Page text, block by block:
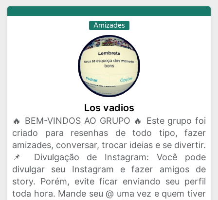
Amizades
Los vadios
🔥 BEM-VINDOS AO GRUPO 🔥 Este grupo foi
criado para resenhas de todo tipo, fazer
amizades, conversar, trocar ideias e se divertir.
📌 Divulgação de Instagram: Você pode
divulgar seu Instagram e fazer amigos de
story. Porém, evite ficar enviando seu perfil
toda hora. Mande seu @ uma vez e quem tiver